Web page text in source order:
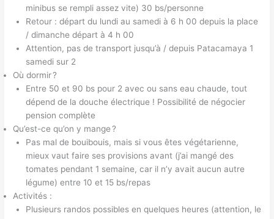
minibus se rempli assez vite) 30 bs/personne
Retour : départ du lundi au samedi à 6 h 00 depuis la place
/ dimanche départ à 4 h 00
Attention, pas de transport jusqu’à / depuis Patacamaya 1
samedi sur 2
Où dormir ?
Entre 50 et 90 bs pour 2 avec ou sans eau chaude, tout
dépend de la douche électrique ! Possibilité de négocier
pension complète
Qu’est-ce qu’on y mange ?
Pas mal de bouibouis, mais si vous êtes végétarienne,
mieux vaut faire ses provisions avant (j’ai mangé des
tomates pendant 1 semaine, car il n’y avait aucun autre
légume) entre 10 et 15 bs/repas
Activités :
Plusieurs randos possibles en quelques heures (attention, le